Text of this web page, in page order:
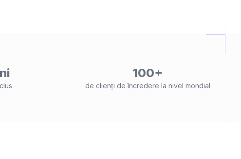
100+
de clienți de încredere la nivel mondial